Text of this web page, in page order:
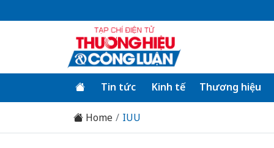
Tin tức Kinh tế Thương hiệu
Home IUU